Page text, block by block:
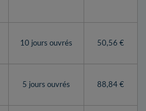
10 jours ouvrés 50,56 €
5 jours ouvrés 88,84 €